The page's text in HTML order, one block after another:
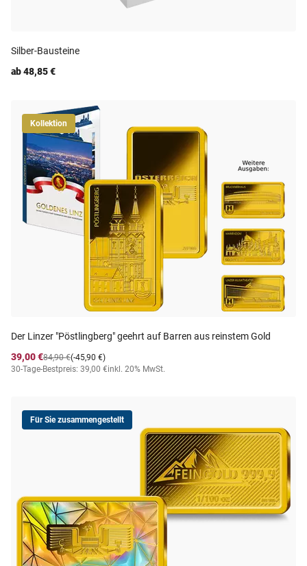
Silber-Bausteine
ab 48,85 €
Kollektion
Der Linzer "Pöstlingberg" geehrt auf Barren aus reinstem Gold
39,00 €
(-45,90 €)
84,90 €
30-Tage-Bestpreis: 39,00 €inkl. 20% MwSt.
Für Sie zusammengestellt